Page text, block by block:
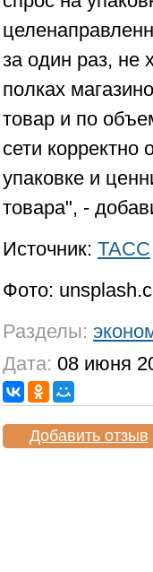
за один раз, не
полках
товар и по
сети
упаковке и
товара", -
Источник: ТАСС
Фото:
Разделы:
Дата: 08 июня
Добавить отзыв